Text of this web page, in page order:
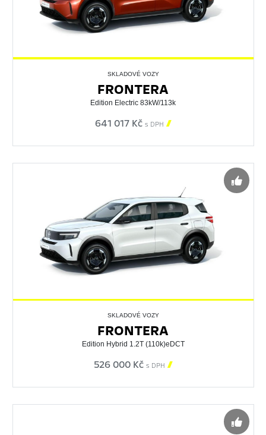
SKLADOVÉ VOZY
FRONTERA
Edition Electric 83kW/113k
641 017 Kč s DPH 
SKLADOVÉ VOZY
FRONTERA
Edition Hybrid 1.2T (110k)eDCT
526 000 Kč s DPH 